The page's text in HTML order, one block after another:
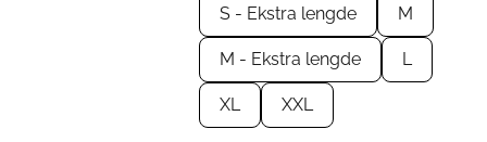
S - Ekstra lengde M
M - Ekstra lengde L
XL XXL